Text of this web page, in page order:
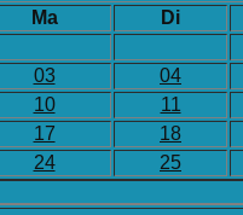
Ma
Di
03
04
10
11
17
18
24 25